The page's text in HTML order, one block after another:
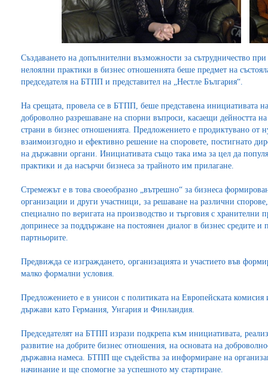
Създаването на допълнителни възможности за сътрудничество
нелоялни практики в бизнес отношенията беше предмет на
председателя на БТПП и представител на „Нестле България“.
На срещата, провела се в БТПП, беше представена инициативата
доброволно разрешаване на спорни въпроси, касаещи дейността
страни в бизнес отношенията. Предложението е продиктувано от
взаимоизгодно и ефективно решение на споровете, постигнато
на държавни органи. Инициативата също така има за цел да
практики и да насърчи бизнеса за трайното им прилагане.
Стремежът е в това своеобразно „вътрешно“ за бизнеса
организации и други участници, за решаване на различни
специално по веригата на производство и търговия с
допринесе за поддържане на постоянен диалог в бизнес средите и
партньорите.
Предвижда се изграждането, организацията и участието във
малко формални условия.
Предложението е в унисон с политиката на Европейската комисия
държави като Германия, Унгария и Финландия.
Председателят на БТПП изрази подкрепа към инициативата,
развитие на добрите бизнес отношения, на основата на
държавна намеса. БТПП ще съдейства за информиране на
начинание и ще спомогне за успешното му стартиране.